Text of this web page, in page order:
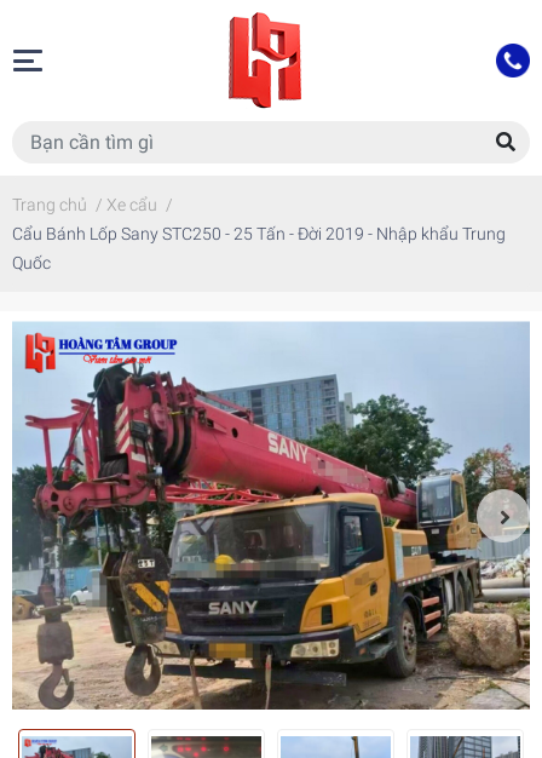
Trang chủ / Xe cẩu /
Cẩu Bánh Lốp Sany STC250 - 25 Tấn - Đời 2019 - Nhập khẩu Trung
Quốc